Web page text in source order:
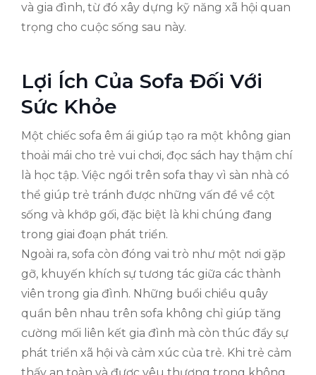
và gia đình, từ đó xây dựng kỹ năng xã hội quan
trọng cho cuộc sống sau này.
Lợi Ích Của Sofa Đối Với
Sức Khỏe
Một chiếc sofa êm ái giúp tạo ra một không gian
thoải mái cho trẻ vui chơi, đọc sách hay thậm chí
là học tập. Việc ngồi trên sofa thay vì sàn nhà có
thể giúp trẻ tránh được những vấn đề về cột
sống và khớp gối, đặc biệt là khi chúng đang
trong giai đoạn phát triển.
Ngoài ra, sofa còn đóng vai trò như một nơi gặp
gỡ, khuyến khích sự tương tác giữa các thành
viên trong gia đình. Những buổi chiều quây
quần bên nhau trên sofa không chỉ giúp tăng
cường mối liên kết gia đình mà còn thúc đẩy sự
phát triển xã hội và cảm xúc của trẻ. Khi trẻ cảm